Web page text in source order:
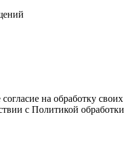
на обработку своих
с Политикой обработки